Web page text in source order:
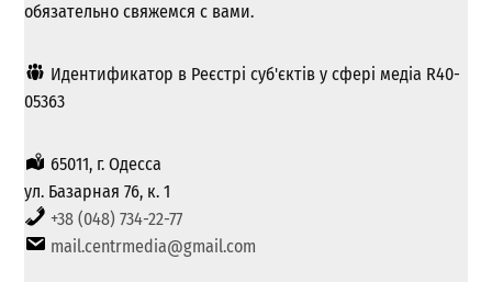
обязательно свяжемся с вами.
Идентификатор в Реєстрі суб'єктів у сфері медіа R40-
05363
65011, г. Одесса
ул. Базарная 76, к. 1
+38 (048) 734-22-77
mail.centrmedia@gmail.com